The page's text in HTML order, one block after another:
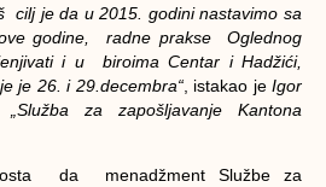
je da u 2015. godini nastavimo sa
godine, radne prakse Oglednog
i u biroima Centar i Hadžići,
je 26. i 29.decembra“, istakao jeIgor
za zapošljavanje Kantona
da menadžment Službe za